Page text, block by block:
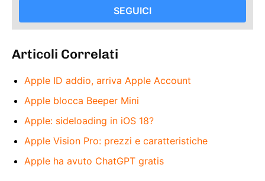
SEGUICI
Articoli Correlati
Apple ID addio, arriva Apple Account
Apple blocca Beeper Mini
Apple: sideloading in iOS 18?
Apple Vision Pro: prezzi e caratteristiche
Apple ha avuto ChatGPT gratis